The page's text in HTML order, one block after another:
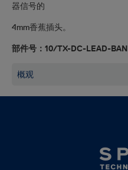
器信号的
4mm香蕉插头。
部件号： 10/TX-DC-LEAD-BAN